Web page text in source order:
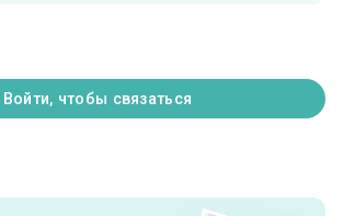
Войти, чтобы связаться